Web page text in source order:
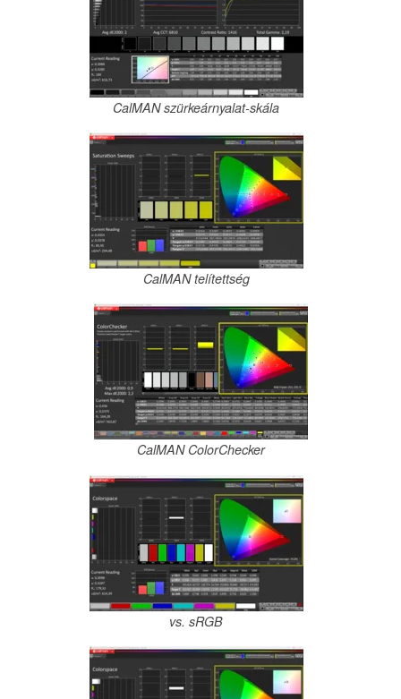
CalMAN szürkeárnyalat-skála
CalMAN telítettség
CalMAN ColorChecker
vs. sRGB